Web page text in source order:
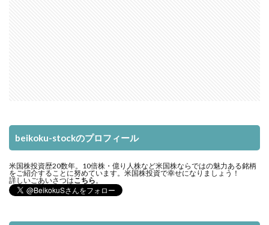
beikoku-stockのプロフィール
米国株投資歴20数年。10倍株・億り人株など米国株ならではの魅力ある銘柄
をご紹介することに努めています。米国株投資で幸せになりましょう！
詳しいごあいさつはこちら 。